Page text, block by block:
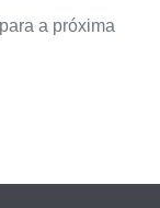
a próxima